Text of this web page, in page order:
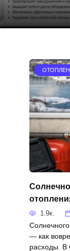
1.9к.
— как
расходы. В